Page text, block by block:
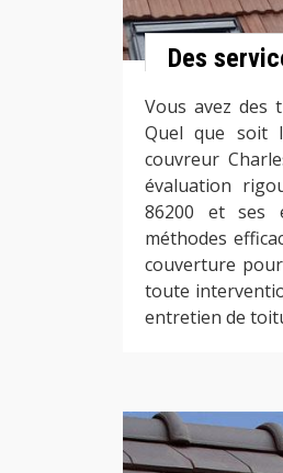
Des
Vous avez des
Quel que soit
couvreur
évaluation
86200 et ses
méthodes
couverture
toute
entretien de